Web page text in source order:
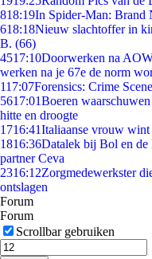
818:19In Spider-Man: Brand
618:18Nieuw slachtoffer in
B. (66)
4517:10Doorwerken na
werken na je 67e de norm
117:07Forensics: Crime
5617:01Boeren
hitte en droogte
1716:41Italiaanse vrouw
1816:36Datalek bij Bol en
partner Ceva
2316:12Zorgmedewerkster
ontslagen
Forum
Forum
Scrollbar gebruiken